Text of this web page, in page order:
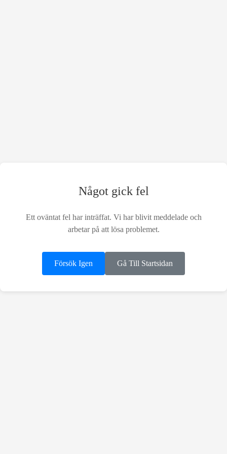
Något gick fel
Ett oväntat fel har inträffat. Vi har blivit meddelade och
arbetar på att lösa problemet.
Försök Igen Gå Till Startsidan